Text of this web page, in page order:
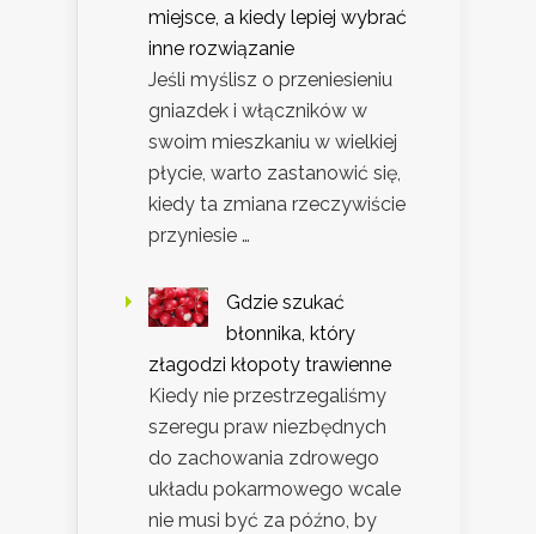
miejsce, a kiedy lepiej wybrać
inne rozwiązanie
Jeśli myślisz o przeniesieniu
gniazdek i włączników w
swoim mieszkaniu w wielkiej
płycie, warto zastanowić się,
kiedy ta zmiana rzeczywiście
przyniesie …
Gdzie szukać
błonnika, który
złagodzi kłopoty trawienne
Kiedy nie przestrzegaliśmy
szeregu praw niezbędnych
do zachowania zdrowego
układu pokarmowego wcale
nie musi być za późno, by